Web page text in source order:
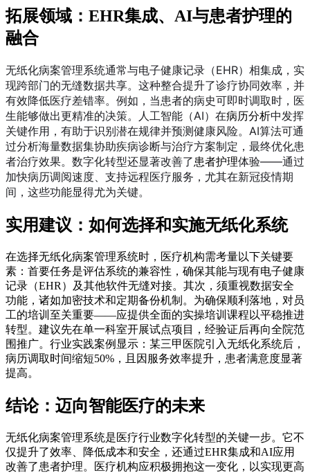
拓展领域：EHR集成、AI与患者护理的
融合
无纸化病案管理系统通常与电子健康记录（EHR）相集成，实
现跨部门的无缝数据共享。这种整合提升了诊疗协同效率，并
有效降低医疗差错率。例如，当患者的病史可即时调取时，医
生能够做出更精准的决策。人工智能（AI）在病历分析中发挥
关键作用，有助于识别潜在规律并预测健康风险。AI算法可通
过分析海量数据集协助疾病诊断与治疗方案制定，最终优化患
者治疗效果。数字化转型还显著改善了患者护理体验——通过
加快病历调阅速度、支持远程医疗服务，尤其在新冠疫情期
间，这些功能显得尤为关键。
实用建议：如何选择和实施无纸化系统
在选择无纸化病案管理系统时，医疗机构需考量以下关键要
素：首要任务是评估系统的兼容性，确保其能与现有电子健康
记录（EHR）及其他软件无缝对接。其次，须重视数据安全
功能，诸如加密技术和定期备份机制。为确保顺利落地，对员
工的培训至关重要——应提供全面的实操培训课程以平稳推进
转型。建议先在单一科室开展试点项目，经验证后再向全院范
围推广。行业实践案例显示：某三甲医院引入无纸化系统后，
病历调取时间缩短50%，且因服务效率提升，患者满意度显著
提高。
结论：迈向智能医疗的未来
无纸化病案管理系统是医疗行业数字化转型的关键一步。它不
仅提升了效率、降低成本和安全，还通过EHR集成和AI应用
改善了患者护理。医疗机构应积极拥抱这一变化，以实现更高